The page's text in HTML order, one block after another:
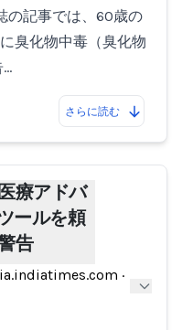
の記事では、60歳の
臭化物中毒（臭化物
…
さらに読む
療アドバ
ールを頼
告
·